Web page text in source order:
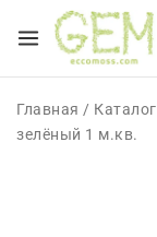
Главная / Каталог
зелёный 1 м.кв.